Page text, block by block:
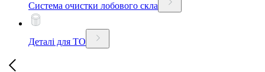
Система очистки лобового скла
Деталі для ТО